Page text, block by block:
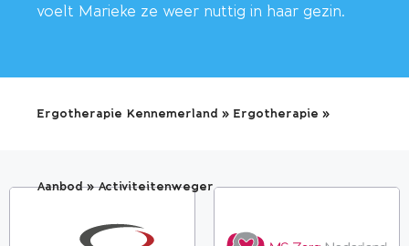
voelt Marieke ze weer nuttig in haar gezin.
Ergotherapie Kennemerland » Ergotherapie »
Aanbod»Activiteitenweger